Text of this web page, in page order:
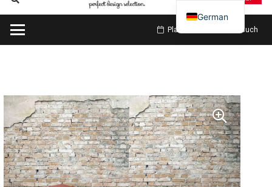
Planen Sie meinen Besuch
German